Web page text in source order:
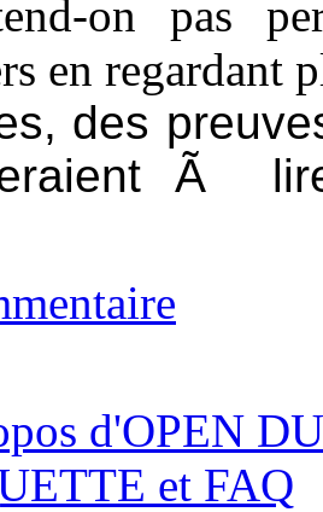
on pas
en regardant
des
Ã
d'OPEN
et FAQ